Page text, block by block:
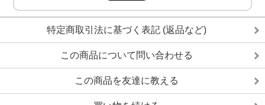
特定商取引法に基づく表記 (返品など)
この商品について問い合わせる
この商品を友達に教える